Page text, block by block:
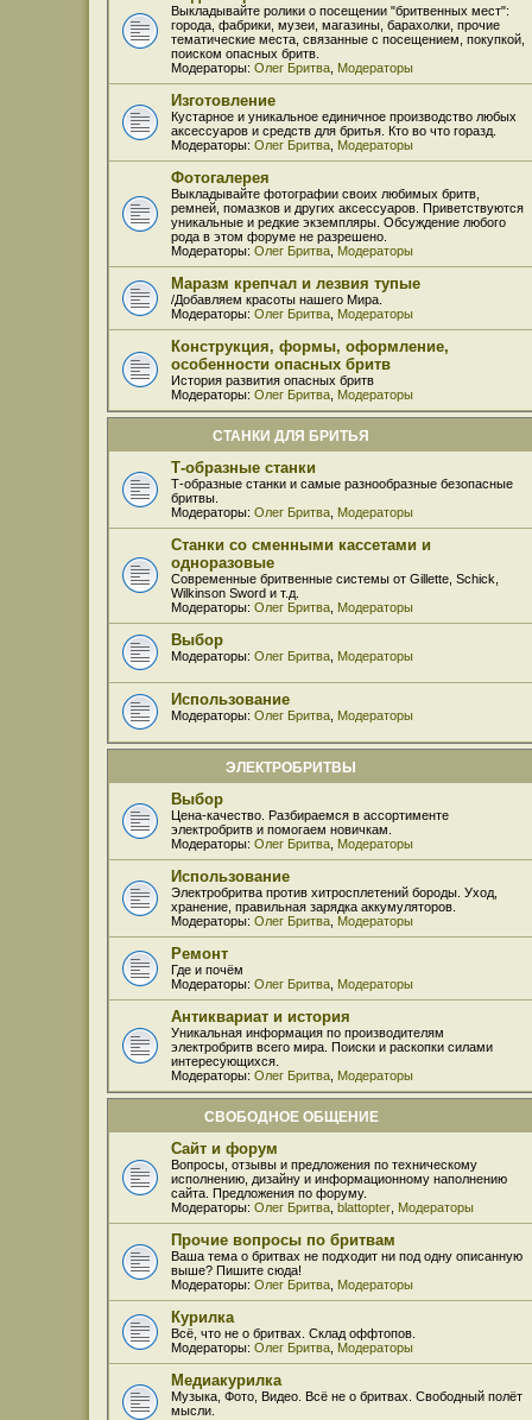
Выкладывайте ролики о посещении "бритвенных мест":
города, фабрики, музеи, магазины, барахолки, прочие
тематические места, связанные с посещением, покупкой,
поиском опасных бритв.
Модераторы: Олег Бритва Модераторы
Изготовление
Кустарное и уникальное единичное производство любых
аксессуаров и средств для бритья. Кто во что горазд.
Модераторы: Олег Бритва Модераторы
Фотогалерея
Выкладывайте фотографии своих любимых бритв,
ремней, помазков и других аксессуаров. Приветствуются
уникальные и редкие экземпляры. Обсуждение любого
рода в этом форуме не разрешено.
Модераторы: Олег Бритва Модераторы
Маразм крепчал и лезвия тупые
/Добавляем красоты нашего Мира.
Модераторы: Олег Бритва Модераторы
Конструкция, формы, оформление,
особенности опасных бритв
История развития опасных бритв
Модераторы: Олег Бритва Модераторы
СТАНКИ ДЛЯ БРИТЬЯ
Т-образные станки
Т-образные станки и самые разнообразные безопасные
бритвы.
Модераторы: Олег Бритва Модераторы
Станки со сменными кассетами и
одноразовые
Современные бритвенные системы от Gillette, Schick,
Wilkinson Sword и т.д.
Модераторы: Олег Бритва Модераторы
Выбор
Модераторы: Олег Бритва Модераторы
Использование
Модераторы: Олег Бритва Модераторы
ЭЛЕКТРОБРИТВЫ
Выбор
Цена-качество. Разбираемся в ассортименте
электробритв и помогаем новичкам.
Модераторы: Олег Бритва Модераторы
Использование
Электробритва против хитросплетений бороды. Уход,
хранение, правильная зарядка аккумуляторов.
Модераторы: Олег Бритва Модераторы
Ремонт
Где и почём
Модераторы: Олег Бритва Модераторы
Антиквариат и история
Уникальная информация по производителям
электробритв всего мира. Поиски и раскопки силами
интересующихся.
Модераторы: Олег Бритва Модераторы
СВОБОДНОЕ ОБЩЕНИЕ
Сайт и форум
Вопросы, отзывы и предложения по техническому
исполнению, дизайну и информационному наполнению
сайта. Предложения по форуму.
Модераторы: Олег Бритва blattopter Модераторы
Прочие вопросы по бритвам
Ваша тема о бритвах не подходит ни под одну описанную
выше? Пишите сюда!
Модераторы: Олег Бритва Модераторы
Курилка
Всё, что не о бритвах. Склад оффтопов.
Модераторы: Олег Бритва Модераторы
Медиакурилка
Музыка, Фото, Видео. Всё не о бритвах. Свободный полёт
мысли.